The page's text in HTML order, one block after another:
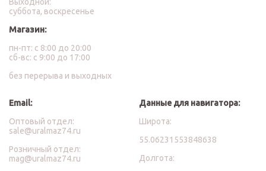
Выходной:
суббота, воскресенье
Магазин:
пн-пт: с 8:00 до 20:00
сб-вс: с 9:00 до 17:00
без перерыва и выходных
Email:
Оптовый отдел:
sale@uralmaz74.ru
Розничный отдел:
mag@uralmaz74.ru
Данные для навигатора:
Широта:
55.06231553848638
Долгота: